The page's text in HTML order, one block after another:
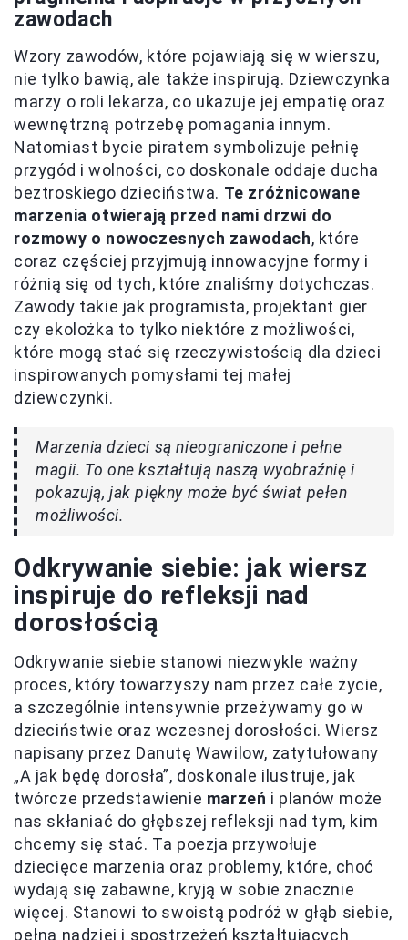
zawodach
Wzory zawodów, które pojawiają się w wierszu,
nie tylko bawią, ale także inspirują. Dziewczynka
marzy o roli lekarza, co ukazuje jej empatię oraz
wewnętrzną potrzebę pomagania innym.
Natomiast bycie piratem symbolizuje pełnię
przygód i wolności, co doskonale oddaje ducha
beztroskiego dzieciństwa. Te zróżnicowane
marzenia otwierają przed nami drzwi do
rozmowy o nowoczesnych zawodach, które
coraz częściej przyjmują innowacyjne formy i
różnią się od tych, które znaliśmy dotychczas.
Zawody takie jak programista, projektant gier
czy ekolożka to tylko niektóre z możliwości,
które mogą stać się rzeczywistością dla dzieci
inspirowanych pomysłami tej małej
dziewczynki.
Marzenia dzieci są nieograniczone i pełne
magii. To one kształtują naszą wyobraźnię i
pokazują, jak piękny może być świat pełen
możliwości.
Odkrywanie siebie: jak wiersz
inspiruje do refleksji nad
dorosłością
Odkrywanie siebie stanowi niezwykle ważny
proces, który towarzyszy nam przez całe życie,
a szczególnie intensywnie przeżywamy go w
dzieciństwie oraz wczesnej dorosłości. Wiersz
napisany przez Danutę Wawilow, zatytułowany
„A jak będę dorosła”, doskonale ilustruje, jak
twórcze przedstawienie marzeń i planów może
nas skłaniać do głębszej refleksji nad tym, kim
chcemy się stać. Ta poezja przywołuje
dziecięce marzenia oraz problemy, które, choć
wydają się zabawne, kryją w sobie znacznie
więcej. Stanowi to swoistą podróż w głąb siebie,
pełną nadziei i spostrzeżeń kształtujących